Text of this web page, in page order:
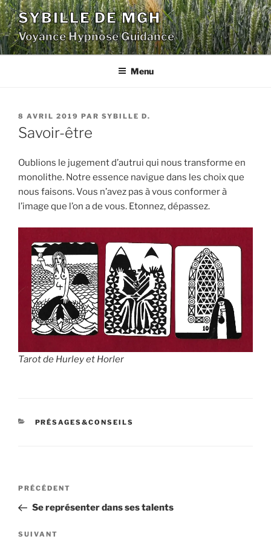
Aller
au
contenu
principal
SYBILLE DE MGH
Voyance Hypnose Guidance
Menu
PUBLIÉ
LE
8 AVRIL 2019 PAR SYBILLE D.
Savoir-être
Oublions le jugement d’autrui qui nous transforme en
monolithe. Notre essence navigue dans les choix que
nous faisons. Vous n’avez pas à vous conformer à
l’image que l’on a de vous. Etonnez, dépassez.
Tarot de Hurley et Horler
CATÉGORIES
PRÉSAGES&CONSEILS
Navigation
l’article
Article
précédent
PRÉCÉDENT
Se représenter dans ses talents
Article
SUIVANT